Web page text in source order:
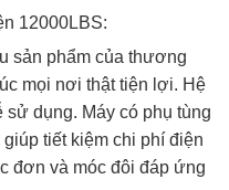
12000LBS:
sản phẩm của thương
mọi nơi thật tiện lợi. Hệ
dụng. Máy có phụ tùng
tiết kiệm chi phí điện
đơn và móc đôi đáp ứng